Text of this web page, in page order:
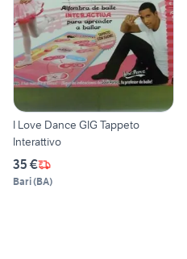
I Love Dance GIG Tappeto
Interattivo
35 €
Bari(BA)